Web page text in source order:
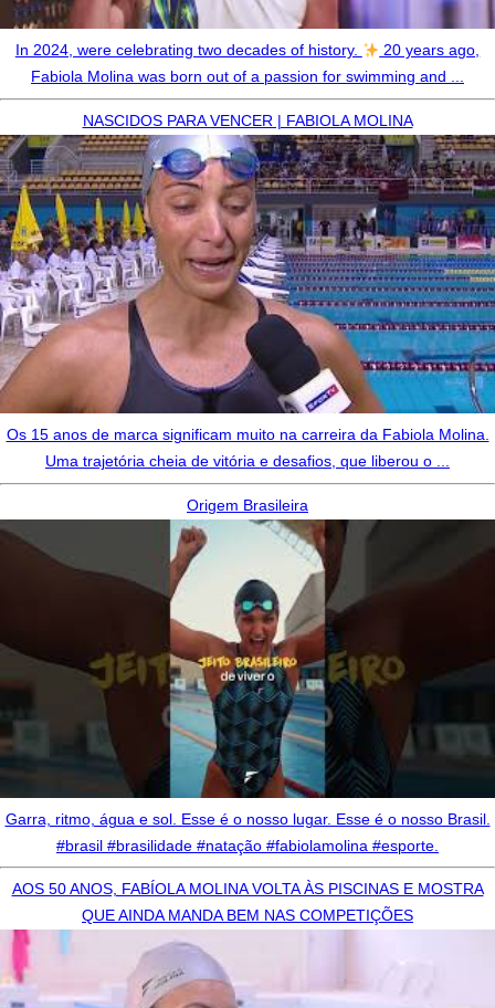
In 2024, were celebrating two decades of history.
20 years ago,
Fabiola Molina was born out of a passion for swimming and ...
NASCIDOS PARA VENCER | FABIOLA MOLINA
Os 15 anos de marca significam muito na carreira da Fabiola Molina.
Uma trajetória cheia de vitória e desafios, que liberou o ...
Origem Brasileira
Garra, ritmo, água e sol. Esse é o nosso lugar. Esse é o nosso Brasil.
#brasil #brasilidade #natação #fabiolamolina #esporte.
AOS 50 ANOS, FABÍOLA MOLINA VOLTA ÀS PISCINAS E MOSTRA
QUE AINDA MANDA BEM NAS COMPETIÇÕES